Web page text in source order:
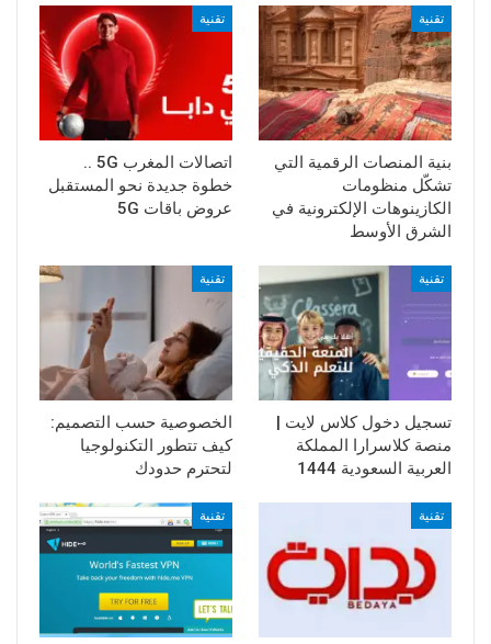
تقنية
بنية المنصات الرقمية التي
تشكّل منظومات
الكازينوهات الإلكترونية في
الشرق الأوسط
تقنية
اتصالات المغرب 5G ..
خطوة جديدة نحو المستقبل
عروض باقات 5G
تقنية
تسجيل دخول كلاس لايت |
منصة كلاسرارا المملكة
العربية السعودية 1444
تقنية
الخصوصية حسب التصميم:
كيف تتطور التكنولوجيا
لتحترم حدودك
تقنية تقنية